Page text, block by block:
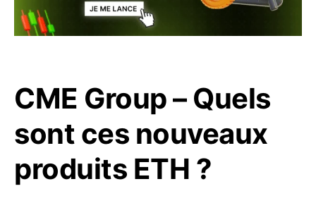
CME Group – Quels
sont ces nouveaux
produits ETH ?